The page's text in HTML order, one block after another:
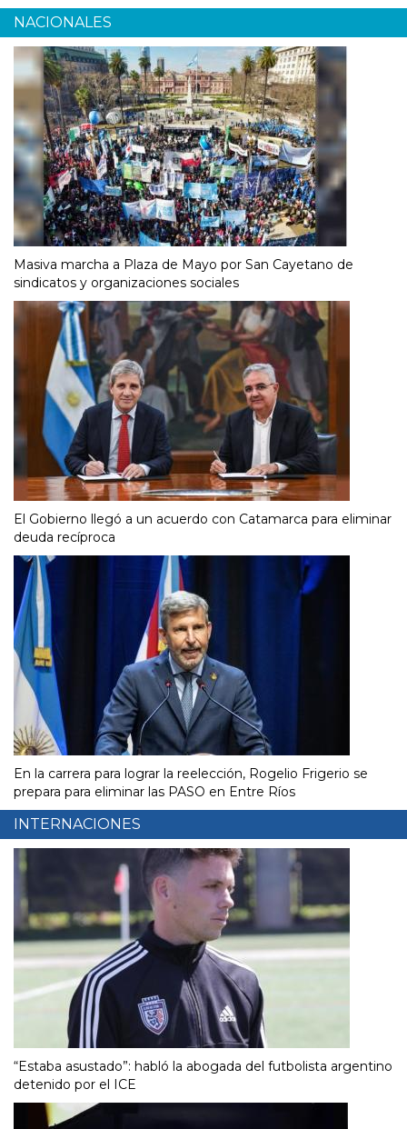
NACIONALES
Masiva marcha a Plaza de Mayo por San Cayetano de
sindicatos y organizaciones sociales
El Gobierno llegó a un acuerdo con Catamarca para eliminar
deuda recíproca
En la carrera para lograr la reelección, Rogelio Frigerio se
prepara para eliminar las PASO en Entre Ríos
INTERNACIONES
“Estaba asustado”: habló la abogada del futbolista argentino
detenido por el ICE